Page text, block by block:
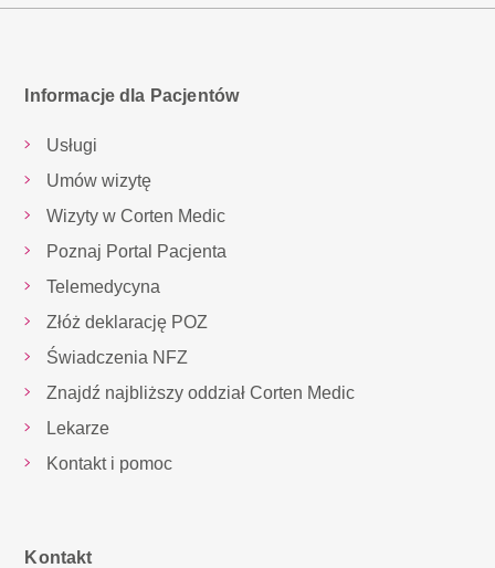
Informacje dla Pacjentów
Usługi
Umów wizytę
Wizyty w Corten Medic
Poznaj Portal Pacjenta
Telemedycyna
Złóż deklarację POZ
Świadczenia NFZ
Znajdź najbliższy oddział Corten Medic
Lekarze
Kontakt i pomoc
Kontakt